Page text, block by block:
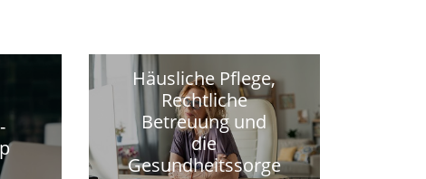
Häusliche Pflege,
Rechtliche
Betreuung und
die
Gesundheitssorge